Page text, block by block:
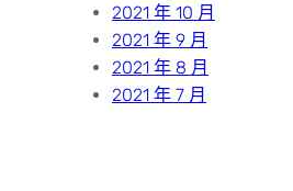
2021 年 10 月
2021 年 9 月
2021 年 8 月
2021 年 7 月